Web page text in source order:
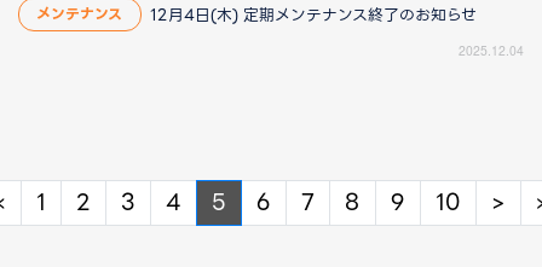
メンテナンス 12月4日(木) 定期メンテナンス終了のお知らせ
2025.12.04
Previous
1 2 3 4 5 6 7 8 9 10 >